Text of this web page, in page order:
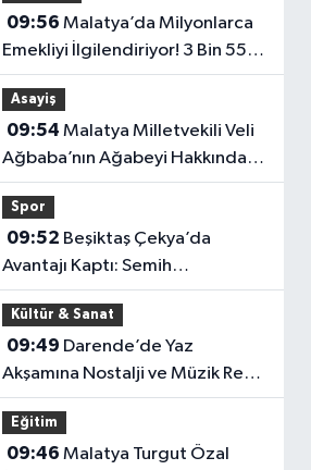
09:56
Emekliyi İlgilendiriyor! 3 Bin 552
TL Maaş Farkı Hesaplara Yatıyor..
Asayiş
09:54
Ağbaba’nın Ağabeyi Hakkında
Tutuklama Kararı
Spor
09:52
Avantajı Kaptı: Semih
Kılıçsoy’dan Kritik Gol
Kültür & Sanat
09:49
Akşamına Nostalji ve Müzik Renk
Kattı
Eğitim
09:46